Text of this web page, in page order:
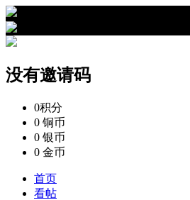
没有邀请码
0积分
0 铜币
0 银币
0 金币
首页
看帖